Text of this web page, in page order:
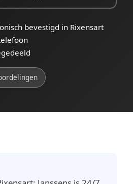
bevestigd in Rixensart